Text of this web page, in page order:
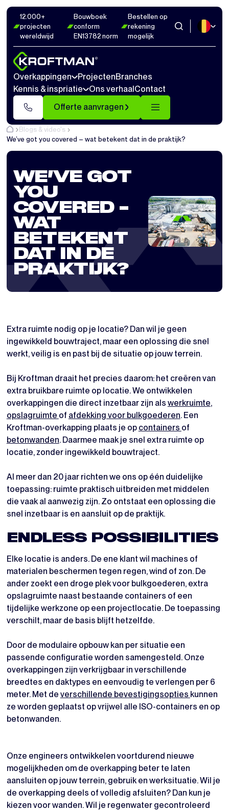
12.000+
projecten
wereldwijd
Bouwboek
conform
EN13782 norm
Bestellen op
rekening
mogelijk
Overkappingen ProjectenBranches
Kennis & inspriatie
Ons verhaalContact
Offerte aanvragen
Blogs & video's
We’ve got you covered – wat betekent dat in de praktijk?
WE’VE GOT
YOU
COVERED –
WAT
BETEKENT
DAT IN DE
PRAKTIJK?
Extra ruimte nodig op je locatie? Dan wil je geen
ingewikkeld bouwtraject, maar een oplossing die snel
werkt, veilig is en past bij de situatie op jouw terrein.
Bij Kroftman draait het precies daarom: het creëren van
extra bruikbare ruimte op locatie. We ontwikkelen
overkappingen die direct inzetbaar zijn als werkruimte,
opslagruimte of afdekking voor bulkgoederen. Een
Kroftman-overkapping plaats je op containers of
betonwanden. Daarmee maak je snel extra ruimte op
locatie, zonder ingewikkeld bouwtraject.
Al meer dan 20 jaar richten we ons op één duidelijke
toepassing: ruimte praktisch uitbreiden met middelen
die vaak al aanwezig zijn. Zo ontstaat een oplossing die
snel inzetbaar is en aansluit op de praktijk.
ENDLESS POSSIBILITIES
Elke locatie is anders. De ene klant wil machines of
materialen beschermen tegen regen, wind of zon. De
ander zoekt een droge plek voor bulkgoederen, extra
opslagruimte naast bestaande containers of een
tijdelijke werkzone op een projectlocatie. De toepassing
verschilt, maar de basis blijft hetzelfde.
Door de modulaire opbouw kan per situatie een
passende configuratie worden samengesteld. Onze
overkappingen zijn verkrijgbaar in verschillende
breedtes en daktypes en eenvoudig te verlengen per 6
meter. Met de verschillende bevestigingsopties kunnen
ze worden geplaatst op vrijwel alle ISO-containers en op
betonwanden.
Onze engineers ontwikkelen voortdurend nieuwe
mogelijkheden om de overkapping beter te laten
aansluiten op jouw terrein, gebruik en werksituatie. Wil je
de overkapping deels of volledig afsluiten? Dan kun je
kiezen voor wanden. Wil je regenwater gecontroleerd